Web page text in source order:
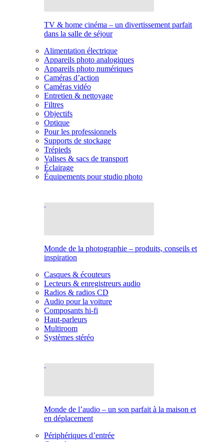
TV & home cinéma – un divertissement parfait
dans la salle de séjour
Alimentation électrique
Appareils photo analogiques
Appareils photo numériques
Caméras d’action
Caméras vidéo
Entretien & nettoyage
Filtres
Objectifs
Optique
Pour les professionnels
Supports de stockage
Trépieds
Valises & sacs de transport
Éclairage
Équipements pour studio photo
Monde de la photographie – produits, conseils et
inspiration
Casques & écouteurs
Lecteurs & enregistreurs audio
Radios & radios CD
Audio pour la voiture
Composants hi-fi
Haut-parleurs
Multiroom
Systèmes stéréo
Monde de l’audio – un son parfait à la maison et
en déplacement
Périphériques d’entrée